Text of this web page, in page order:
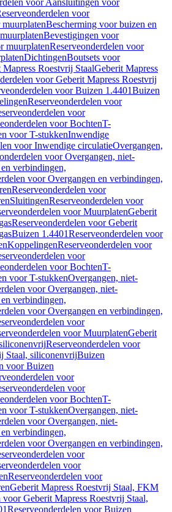
voor Aansluitingen voor
voor
Bescherming voor buizen en
Bevestigingen voor
muurplatenReserveonderdelen voor
DichtingenBoutsets voor
Mapress Roestvrij StaalGeberit Mapress
voor Geberit Mapress Roestvrij
voor Buizen 1.4401Buizen
Reserveonderdelen voor
voor
voor BochtenT-
voor T-stukkenInwendige
voor Inwendige circulatieOvergangen,
voor Overgangen, niet-
verbindingen,
voor Overgangen en verbindingen,
Reserveonderdelen voor
SluitingenReserveonderdelen voor
voor MuurplatenGeberit
Reserveonderdelen voor Geberit
Buizen 1.4401Reserveonderdelen voor
KoppelingenReserveonderdelen voor
voor
voor BochtenT-
voor T-stukkenOvergangen, niet-
voor Overgangen, niet-
verbindingen,
voor Overgangen en verbindingen,
voor
voor MuurplatenGeberit
Reserveonderdelen voor
Staal, siliconenvrijBuizen
voor Buizen
voor
voor
voor BochtenT-
voor T-stukkenOvergangen, niet-
voor Overgangen, niet-
verbindingen,
voor Overgangen en verbindingen,
voor
voor
Reserveonderdelen voor
Geberit Mapress Roestvrij Staal, FKM
voor Geberit Mapress Roestvrij Staal,
Reserveonderdelen voor Buizen